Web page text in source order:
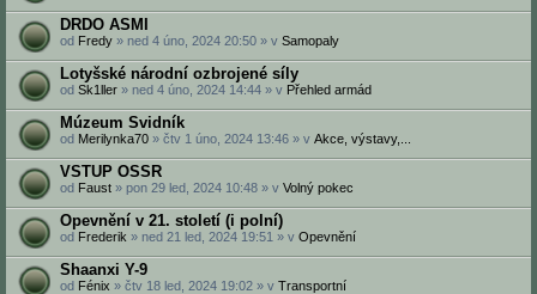
DRDO ASMI‎
od Fredy » ned 4 úno, 2024 20:50 » v Samopaly
Lotyšské národní ozbrojené síly
od Sk1ller » ned 4 úno, 2024 14:44 » v Přehled armád
Múzeum Svidník
od Merilynka70 » čtv 1 úno, 2024 13:46 » v Akce, výstavy,...
VSTUP OSSR
od Faust » pon 29 led, 2024 10:48 » v Volný pokec
Opevnění v 21. století (i polní)
od Frederik » ned 21 led, 2024 19:51 » v Opevnění
Shaanxi Y-9
od Fénix » čtv 18 led, 2024 19:02 » v Transportní